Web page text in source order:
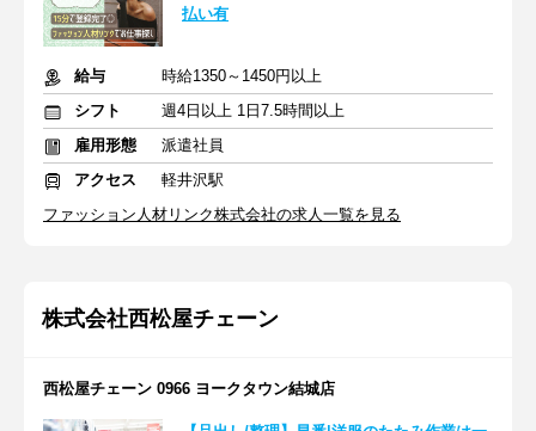
払い有
給与
時給1350～1450円以上
シフト
週4日以上 1日7.5時間以上
雇用形態
派遣社員
アクセス
軽井沢駅
ファッション人材リンク株式会社の求人一覧を見る
株式会社西松屋チェーン
西松屋チェーン 0966 ヨークタウン結城店